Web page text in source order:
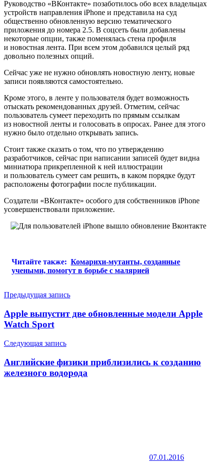
Руководство «ВКонтакте» позаботилось обо всех владельцах
устройств направления iPhone и представила на суд
общественно обновленную версию тематического
приложения до номера 2.5. В соцсеть были добавлены
некоторые опции, также поменялась стена профиля
и новостная лента. При всем этом добавился целый ряд
довольно полезных опций.
Сейчас уже не нужно обновлять новостную ленту, новые
записи появляются самостоятельно.
Кроме этого, в ленте у пользователя будет возможность
отыскать рекомендованных друзей. Отметим, сейчас
пользователь сумеет переходить по прямым ссылкам
из новостной ленты и голосовать в опросах. Ранее для этого
нужно было отдельно открывать запись.
Стоит также сказать о том, что по утверждению
разработчиков, сейчас при написании записей будет видна
миниатюра прикрепленной к ней иллюстрации
и пользователь сумеет сам решить, в каком порядке будут
расположены фотографии после публикации.
Создатели «ВКонтакте» особого для собственников iPhone
усовершенствовали приложение.
Читайте также: Комарихи-мутанты, созданные
учеными, помогут в борьбе с малярией
Навигация
по
записям
Предыдущая запись
Apple выпустит две обновленные модели Apple
Watch Sport
Следующая запись
Английские физики приблизились к созданию
железного водорода
07.01.2016